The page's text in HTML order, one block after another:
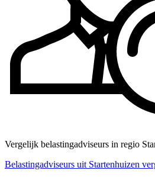
Vergelijk belastingadviseurs in regio
Belastingadviseurs uit Startenhuizen